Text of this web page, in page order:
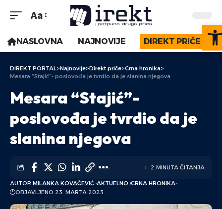
Aa
NASLOVNA NAJNOVIJE DIREKT PRIČE
DIREKT PORTAL>Najnovije>Direkt priče>Crna hronika>
Mesara “Stajić”- poslovođa je tvrdio da je slanina njegova
Mesara “Stajić”-
poslovođa je tvrdio da je
slanina njegova
AUTOR:MILANKA KOVAČEVIĆ AKTUELNO CRNA HRONIKA
OBJAVLJENO 23. MARTA 2023.
2 MINUTA ČITANJA